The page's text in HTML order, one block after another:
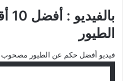
الطيور
فيديو أفضل حكم عن الطيور مصحوب